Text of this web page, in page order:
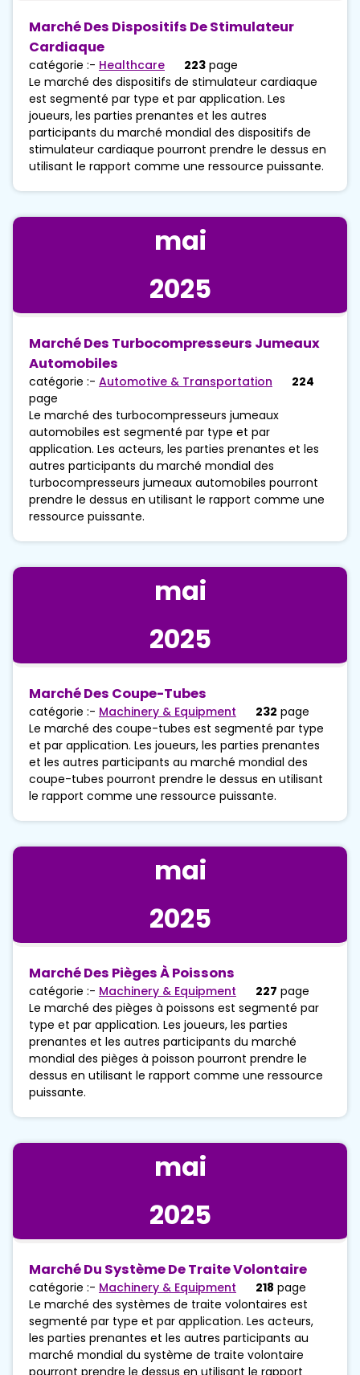
Marché Des Dispositifs De Stimulateur
Cardiaque
catégorie :- Healthcare 223 page
Le marché des dispositifs de stimulateur cardiaque
est segmenté par type et par application. Les
joueurs, les parties prenantes et les autres
participants du marché mondial des dispositifs de
stimulateur cardiaque pourront prendre le dessus en
utilisant le rapport comme une ressource puissante.
mai
2025
Marché Des Turbocompresseurs Jumeaux
Automobiles
catégorie :- Automotive & Transportation
224
page
Le marché des turbocompresseurs jumeaux
automobiles est segmenté par type et par
application. Les acteurs, les parties prenantes et les
autres participants du marché mondial des
turbocompresseurs jumeaux automobiles pourront
prendre le dessus en utilisant le rapport comme une
ressource puissante.
mai
2025
Marché Des Coupe-Tubes
catégorie :- Machinery & Equipment 232 page
Le marché des coupe-tubes est segmenté par type
et par application. Les joueurs, les parties prenantes
et les autres participants au marché mondial des
coupe-tubes pourront prendre le dessus en utilisant
le rapport comme une ressource puissante.
mai
2025
Marché Des Pièges À Poissons
catégorie :- Machinery & Equipment 227 page
Le marché des pièges à poissons est segmenté par
type et par application. Les joueurs, les parties
prenantes et les autres participants du marché
mondial des pièges à poisson pourront prendre le
dessus en utilisant le rapport comme une ressource
puissante.
mai
2025
Marché Du Système De Traite Volontaire
catégorie :- Machinery & Equipment 218 page
Le marché des systèmes de traite volontaires est
segmenté par type et par application. Les acteurs,
les parties prenantes et les autres participants au
marché mondial du système de traite volontaire
pourront prendre le dessus en utilisant le rapport